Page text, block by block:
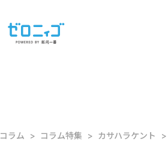
コラム コラム特集
カサハラケント